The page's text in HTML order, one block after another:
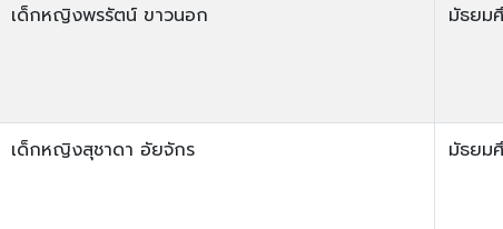
เด็กหญิงพรรัตน์ ขาวนอก มัธยม
เด็กหญิงสุชาดา อัยจักร มัธยม